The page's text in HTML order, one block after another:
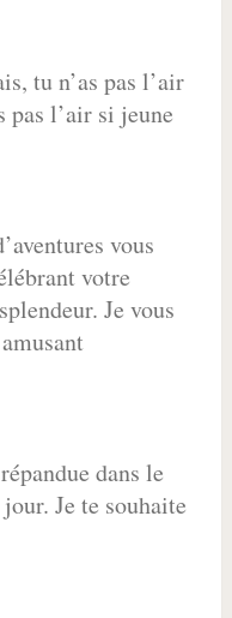
tu n’as pas l’air
pas l’air si jeune
vous
votre
Je vous
dans le
Je te souhaite